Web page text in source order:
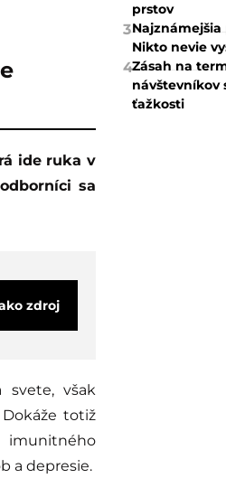
ide ruka v
sa
zdroj
svete, však
totiž
imunitného
a depresie.
prstov
3
Nikto nevie
4Zásah na
návštevníkov
ťažkosti